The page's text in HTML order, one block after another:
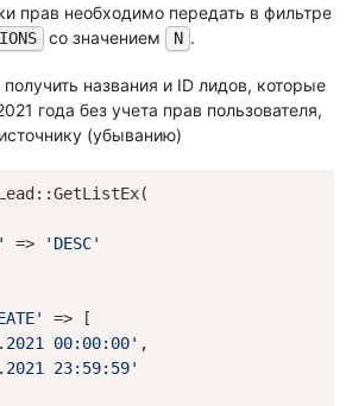
прав необходимо передать в фильтре
со значением N .
названия и ID лидов, которые
года без учета прав пользователя,
(убыванию)
=>
'DESC'
=> [
00:00:00' ,
23:59:59'